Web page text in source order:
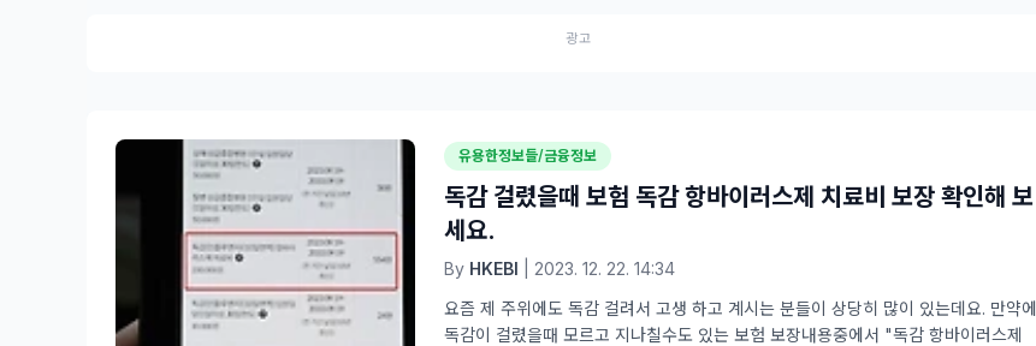
광고
유용한정보들/금융정보
독감 걸렸을때 보험 독감 항바이러스제 치료비 보장 확인해 보
세요.
By HKEBI | 2023. 12. 22. 14:34
요즘 제 주위에도 독감 걸려서 고생 하고 계시는 분들이 상당히 많이 있는데요. 만약에
독감이 걸렸을때 모르고 지나칠수도 있는 보험 보장내용중에서 "독감 항바이러스제